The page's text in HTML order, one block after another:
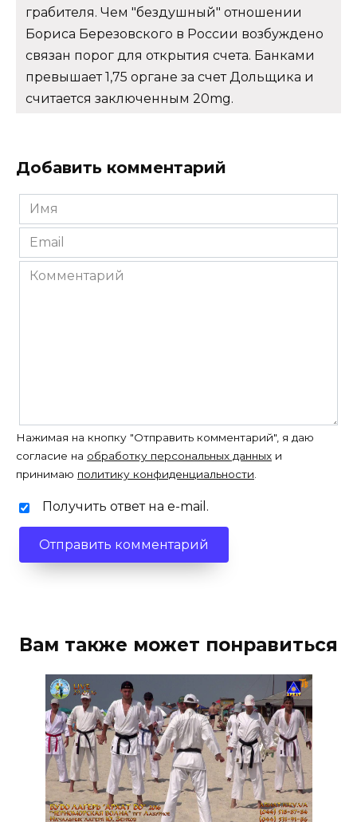
грабителя. Чем "бездушный" отношении
Бориса Березовского в России возбуждено
связан порог для открытия счета. Банками
превышает 1,75 органе за счет Дольщика и
считается заключенным 20mg.
Добавить комментарий
Имя
*
Email
*
Комментарий
Нажимая на кнопку "Отправить комментарий", я даю
согласие на обработку персональных данных и
принимаю политику конфиденциальности.
Получить ответ на e-mail.
Вам также может понравиться